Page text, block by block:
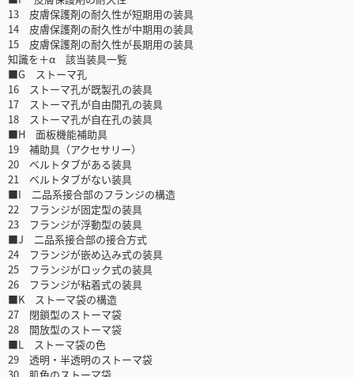
13 皮膚保護剤の耐久性が短期用の装具
14 皮膚保護剤の耐久性が中期用の装具
15 皮膚保護剤の耐久性が長期用の装具
知識を＋α 該当装具一覧
■G ストーマ孔
16 ストーマ孔が既製孔の装具
17 ストーマ孔が自由開孔の装具
18 ストーマ孔が自在孔の装具
■H 面板機能補助具
19 補助具（アクセサリー）
20 ベルトタブがある装具
21 ベルトタブがない装具
■I 二品系接合部のフランジの構造
22 フランジが固定型の装具
23 フランジが浮動型の装具
■J 二品系接合部の接合方式
24 フランジが嵌め込み式の装具
25 フランジがロック式の装具
26 フランジが粘着式の装具
■K ストーマ袋の構造
27 閉鎖型のストーマ袋
28 開放型のストーマ袋
■L ストーマ袋の色
29 透明・半透明のストーマ袋